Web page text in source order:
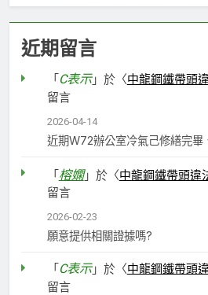
近期留言
「 C表示」於〈中龍鋼鐵帶頭
留言
2026-04-14
近期W72辦公室冷氣己修繕完
「 榕嫻」於〈中龍鋼鐵帶頭違
留言
2026-02-23
願意提供相關證據嗎?
「 C表示」於〈中龍鋼鐵帶頭
留言